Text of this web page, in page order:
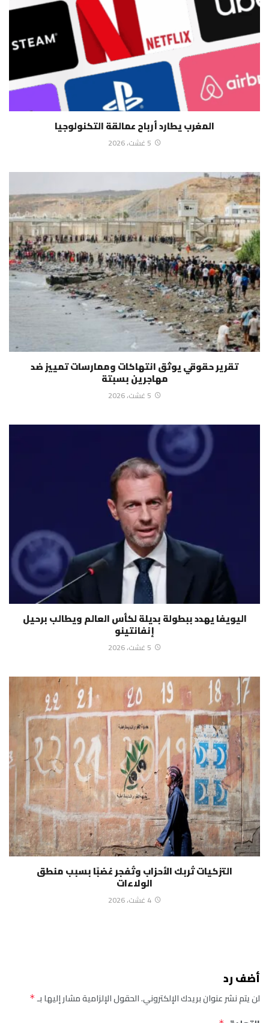
المغرب يطارد أرباح عمالقة التكنولوجيا
5 غشت، 2026
تقرير حقوقي يوثق انتهاكات وممارسات تمييز ضد
مهاجرين بسبتة
5 غشت، 2026
اليويفا يهدد ببطولة بديلة لكأس العالم ويطالب برحيل
إنفانتينو
5 غشت، 2026
التزكيات تُربك الأحزاب وتُفجر غضبًا بسبب منطق
الولاءات
4 غشت، 2026
أضف رد
لن يتم نشر عنوان بريدك الإلكتروني.الحقول الإلزامية مشار إليها بـ*